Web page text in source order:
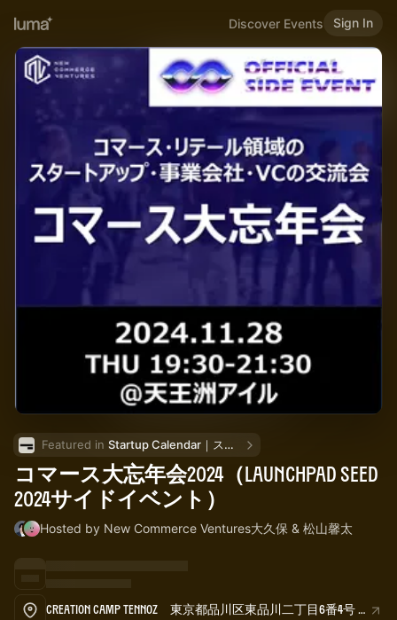
Discover Events Sign In
Featured in Startup Calendar｜スタートアップカレンダー
コマース大忘年会2024（LAUNCHPAD SEED
2024サイドイベント）
Hosted by New Commerce Ventures大久保 & 松山馨太
Creation Camp TENNOZ 東京都品川区東品川二丁目6番4号 寺田倉庫G1ビル 2F